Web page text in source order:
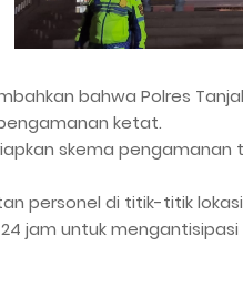
bahwa Polres
ketat.
skema
personel di titik-titik
jam untuk